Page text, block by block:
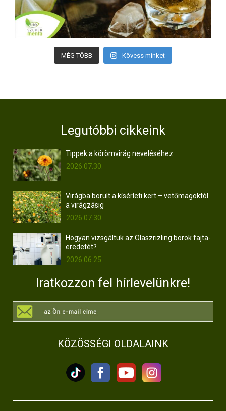
MÉG TÖBB Kövess minket
Legutóbbi cikkeink
Tippek a körömvirág neveléséhez
2026.07.30.
Virágba borult a kísérleti kert – vetőmagoktól
a virágzásig
2026.07.30.
Hogyan vizsgáltuk az Olaszrizling borok fajta-
eredetét?
2026.06.25.
Iratkozzon fel hírlevelünkre!
KÖZÖSSÉGI OLDALAINK